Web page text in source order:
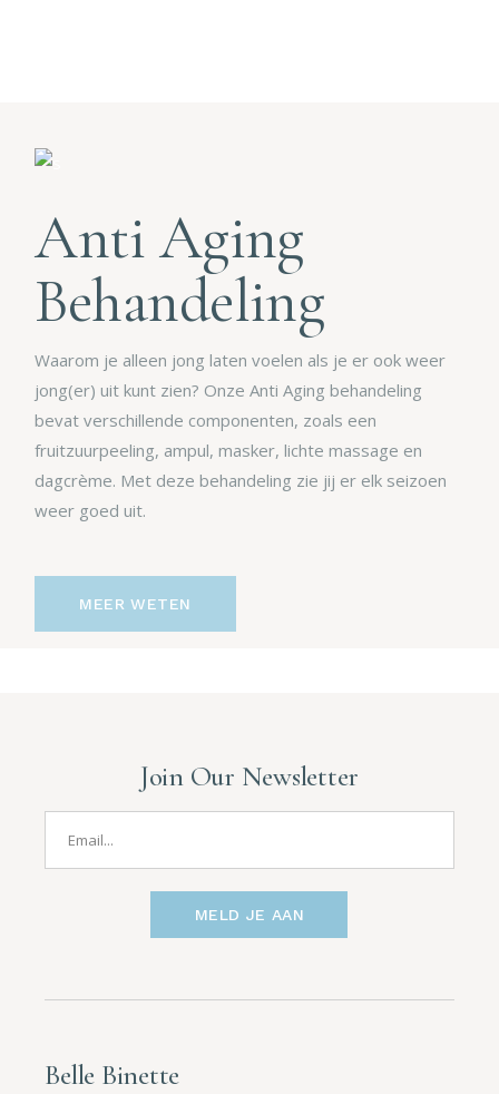
Anti Aging
Behandeling
Waarom je alleen jong laten voelen als je er ook weer
jong(er) uit kunt zien? Onze Anti Aging behandeling
bevat verschillende componenten, zoals een
fruitzuurpeeling, ampul, masker, lichte massage en
dagcrème. Met deze behandeling zie jij er elk seizoen
weer goed uit.
MEER WETEN
Join Our Newsletter
MELD JE AAN
Belle Binette